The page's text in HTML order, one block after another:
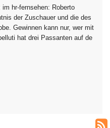
hr-fernsehen: Roberto
der Zuschauer und die des
Gewinnen kann nur, wer mit
hat drei Passanten auf de